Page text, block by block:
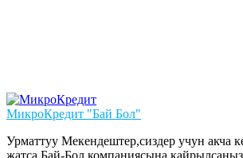
МикроКредит "Бай Бол"
Урматтуу Мекендештер,сиздер учун акча